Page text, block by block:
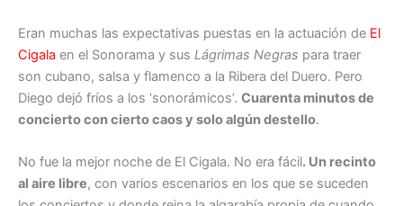
Eran muchas las expectativas puestas en la actuación de El
Cigala en el Sonorama y sus Lágrimas Negras para traer
son cubano, salsa y flamenco a la Ribera del Duero. Pero
Diego dejó fríos a los ‘sonorámicos’. Cuarenta minutos de
concierto con cierto caos y solo algún destello.
No fue la mejor noche de El Cigala. No era fácil. Un recinto
al aire libre, con varios escenarios en los que se suceden